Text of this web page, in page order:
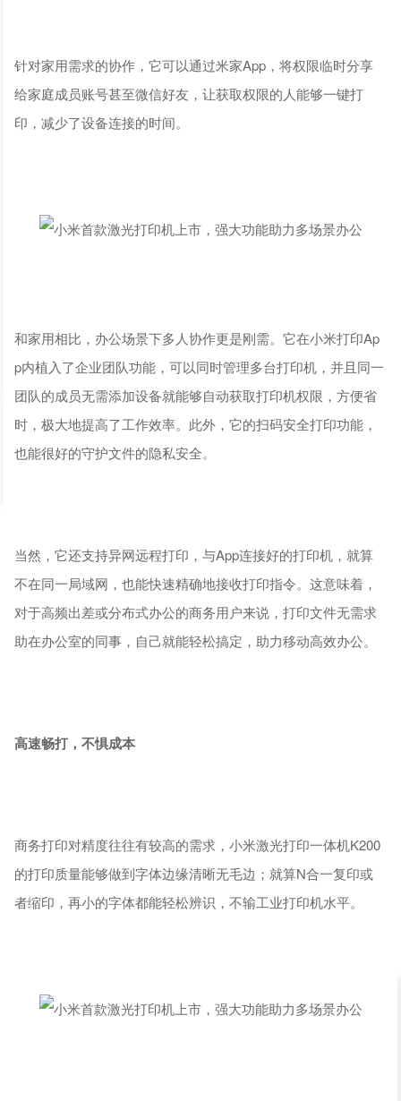
针对家用需求的协作，它可以通过米家App，将权限临时分享
给家庭成员账号甚至微信好友，让获取权限的人能够一键打
印，减少了设备连接的时间。
和家用相比，办公场景下多人协作更是刚需。它在小米打印Ap
p内植入了企业团队功能，可以同时管理多台打印机，并且同一
团队的成员无需添加设备就能够自动获取打印机权限，方便省
时，极大地提高了工作效率。此外，它的扫码安全打印功能，
也能很好的守护文件的隐私安全。
当然，它还支持异网远程打印，与App连接好的打印机，就算
不在同一局域网，也能快速精确地接收打印指令。这意味着，
对于高频出差或分布式办公的商务用户来说，打印文件无需求
助在办公室的同事，自己就能轻松搞定，助力移动高效办公。
高速畅打，不惧成本
商务打印对精度往往有较高的需求，小米激光打印一体机K200
的打印质量能够做到字体边缘清晰无毛边；就算N合一复印或
者缩印，再小的字体都能轻松辨识，不输工业打印机水平。